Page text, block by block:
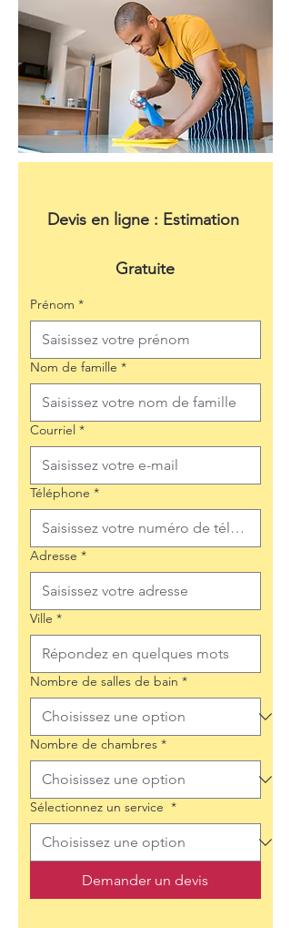
Devis en ligne : Estimation
Gratuite
Prénom *
Nom de famille *
Courriel *
Téléphone *
Adresse *
Ville *
Nombre de salles de bain *
Nombre de chambres *
Sélectionnez un service *
Demander un devis